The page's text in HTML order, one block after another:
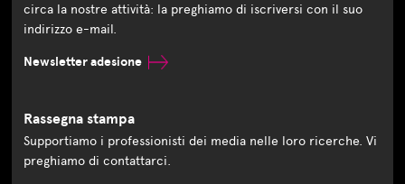
circa la nostre attività: la preghiamo di iscriversi con il suo
indirizzo e-mail.
Newsletter adesione
Rassegna stampa
Supportiamo i professionisti dei media nelle loro ricerche. Vi
preghiamo di contattarci.